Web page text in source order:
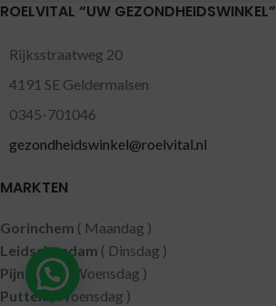
ROELVITAL “UW GEZONDHEIDSWINKEL”
Rijksstraatweg 20
4191 SE Geldermalsen
0345-701046
gezondheidswinkel@roelvital.nl
MARKTEN
Gorinchem ( Maandag )
Leidschendam ( Dinsdag )
Pijnacker ( Woensdag )
Putten ( Woensdag )